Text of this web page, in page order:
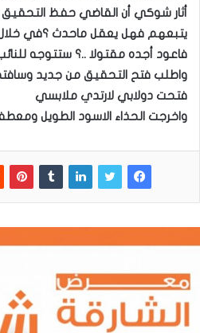
أثار شوكي أن القاضي حفظ
يتبعهم فهل يعقل ماحدث ؟في خلال
فاعود أجده مقتولا ..؟ ستتوجه
واطلب فتح التحقيق من جديد
فتحت دولابي لارتدي ملابسي
واخرجت الحذاء الاسود الطويل